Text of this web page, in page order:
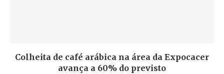
Colheita de café arábica na área da Expocacer
avança a 60% do previsto